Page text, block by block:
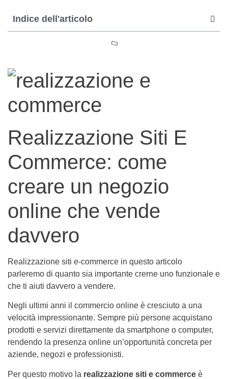
Indice dell'articolo
Realizzazione Siti E
Commerce: come
creare un negozio
online che vende
davvero
Realizzazione siti e-commerce in questo articolo
parleremo di quanto sia importante crerne uno funzionale e
che ti aiuti davvero a vendere.
Negli ultimi anni il commercio online è cresciuto a una
velocità impressionante. Sempre più persone acquistano
prodotti e servizi direttamente da smartphone o computer,
rendendo la presenza online un’opportunità concreta per
aziende, negozi e professionisti.
Per questo motivo la realizzazione siti e commerce è